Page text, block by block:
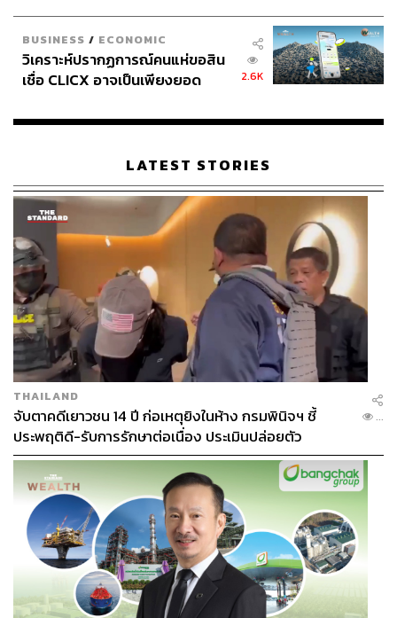
BUSINESS / ECONOMIC
วิเคราะห์ปรากฏการณ์คนแห่ขอสิน
เชื่อ CLICX อาจเป็นเพียงยอด
เรือนไทยที่ถูกซุกไว้
2.6K
LATEST STORIES
THAILAND
จับตาคดีเยาวชน 14 ปี ก่อเหตุยิงในห้าง กรมพินิจฯ ชี้
ประพฤติดี-รับการรักษาต่อเนื่อง ประเมินปล่อยตัว
...